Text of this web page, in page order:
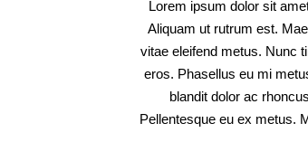
Lorem ipsum dolor sit
Aliquam ut rutrum est.
vitae eleifend metus. Nunc
eros. Phasellus eu mi
blandit dolor ac
Pellentesque eu ex metus.